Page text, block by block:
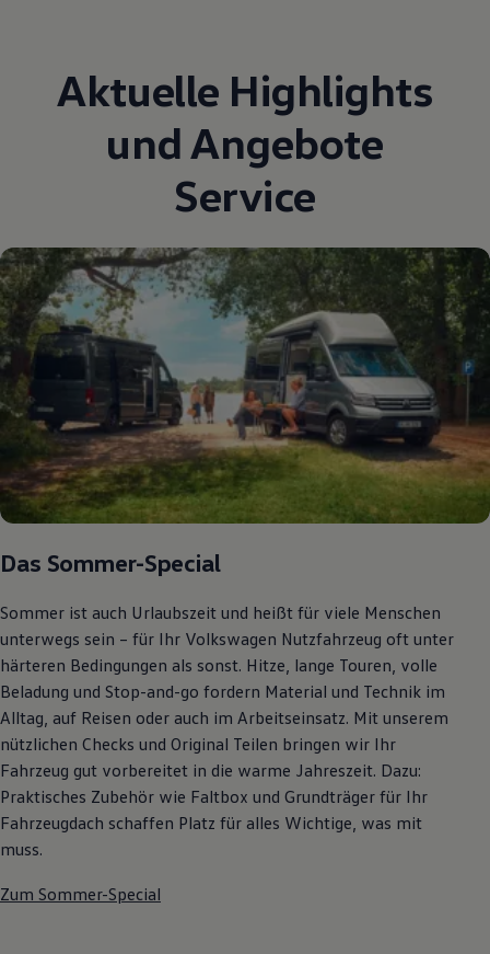
Aktuelle Highlights
und Angebote
Service
Das Sommer-Special
Sommer ist auch Urlaubszeit und heißt für viele Menschen
unterwegs sein – für Ihr Volkswagen Nutzfahrzeug oft unter
härteren Bedingungen als sonst. Hitze, lange Touren, volle
Beladung und Stop-and-go fordern Material und Technik im
Alltag, auf Reisen oder auch im Arbeitseinsatz. Mit unserem
nützlichen Checks und Original Teilen bringen wir Ihr
Fahrzeug gut vorbereitet in die warme Jahreszeit. Dazu:
Praktisches Zubehör wie Faltbox und Grundträger für Ihr
Fahrzeugdach schaffen Platz für alles Wichtige, was mit
muss.
Zum Sommer-Special